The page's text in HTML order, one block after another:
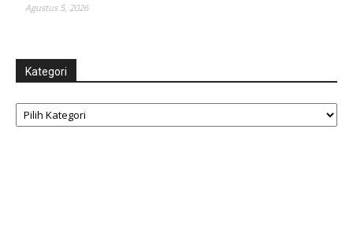
Agustus 5, 2026
Kategori
Kategori